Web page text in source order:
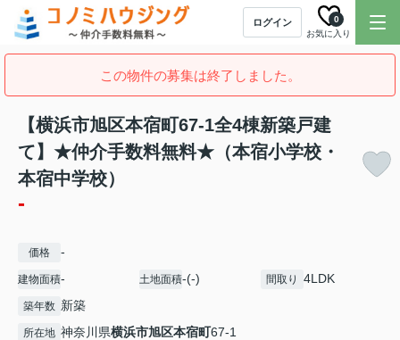
ログイン
お気に入り
0
この物件の募集は終了しました。
【横浜市旭区本宿町67-1全4棟新築戸建
て】★仲介手数料無料★（本宿小学校・
本宿中学校）
-
価格 -
建物面積- 土地面積-(-) 間取り 4LDK
築年数 新築
所在地 神奈川県横浜市旭区本宿町67-1